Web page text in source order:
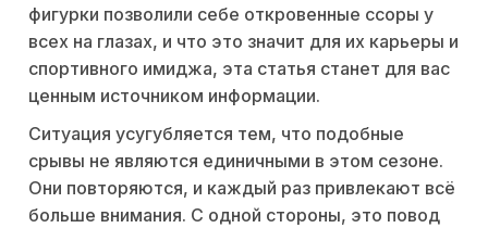
фигурки позволили себе откровенные ссоры у
всех на глазах, и что это значит для их карьеры и
спортивного имиджа, эта статья станет для вас
ценным источником информации.
Ситуация усугубляется тем, что подобные
срывы не являются единичными в этом сезоне.
Они повторяются, и каждый раз привлекают всё
больше внимания. С одной стороны, это повод